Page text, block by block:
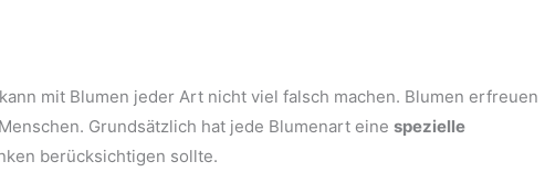
mit Blumen jeder Art nicht viel falsch machen. Blumen erfreuen
Grundsätzlich hat jede Blumenart eine spezielle
berücksichtigen sollte.